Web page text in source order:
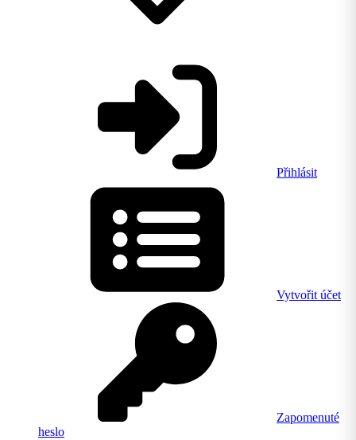
Přihlásit
Vytvořit účet
Zapomenuté
heslo